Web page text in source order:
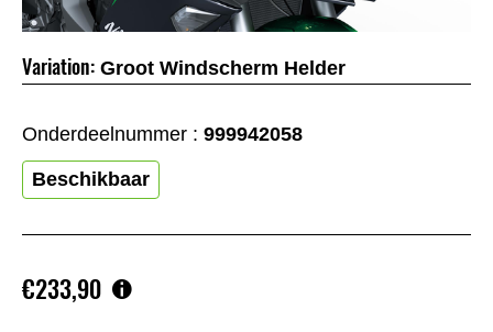
€233,90
Variation: Groot Windscherm Helder
Onderdeelnummer : 999942058
Beschikbaar